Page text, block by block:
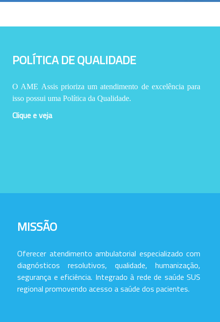
POLÍTICA DE QUALIDADE
O AME Assis prioriza um atendimento de excelência para
isso possui uma Política da Qualidade.
Clique e veja
MISSÃO
Oferecer atendimento ambulatorial especializado com
diagnósticos resolutivos, qualidade, humanização,
segurança e eficiência. Integrado à rede de saúde SUS
regional promovendo acesso a saúde dos pacientes.